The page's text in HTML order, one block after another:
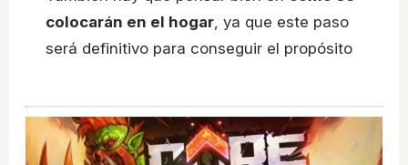
colocarán en el hogar , ya que este paso
será definitivo para conseguir el propósito